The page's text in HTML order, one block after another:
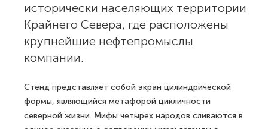
исторически населяющих территории
Крайнего Севера, где расположены
крупнейшие нефтепромыслы
компании.
Стенд представляет собой экран цилиндрической
формы, являющийся метафорой цикличности
северной жизни. Мифы четырех народов сливаются в